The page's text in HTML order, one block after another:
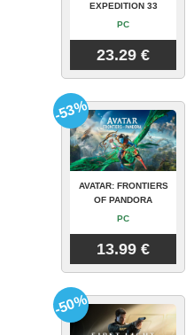
EXPEDITION 33
PC
23.29 €
AVATAR: FRONTIERS
OF PANDORA
PC
13.99 €
-53%
-50%